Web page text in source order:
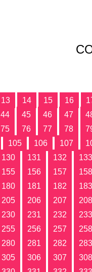
13 14 15 16
44 45 46 47
75 76 77 78
105 106 107
130 131 132 133
155 156 157 158
180 181 182 183
205 206 207 208
230 231 232 233
255 256 257 258
280 281 282 283
305 306 307 308